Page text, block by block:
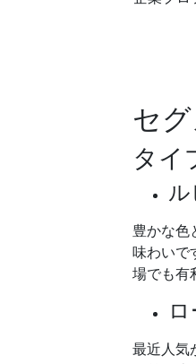
セ
タイ
ル
豊かな色
味わいで
場でも有
最近人気